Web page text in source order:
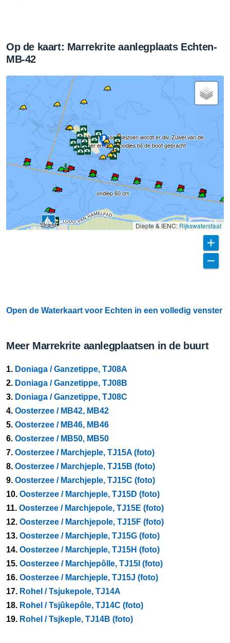
Op de kaart: Marrekrite aanlegplaats Echten-
MB-42
Strand
ondiep 60 cm
Alleen in hoog seizoen wordt er div. Zuivel van de
boer en div. Broodjes bij de boot gebracht
Diepte & IENC: Rijkswaterstaat
Open de Waterkaart voor Echten in een volledig venster
Meer Marrekrite aanlegplaatsen in de buurt
1. Doniaga / Ganzetippe, TJ08A
2. Doniaga / Ganzetippe, TJ08B
3. Doniaga / Ganzetippe, TJ08C
4. Oosterzee / MB42, MB42
5. Oosterzee / MB46, MB46
6. Oosterzee / MB50, MB50
7. Oosterzee / Marchjeple, TJ15A (foto)
8. Oosterzee / Marchjeple, TJ15B (foto)
9. Oosterzee / Marchjeple, TJ15C (foto)
10. Oosterzee / Marchjeple, TJ15D (foto)
11. Oosterzee / Marchjepole, TJ15E (foto)
12. Oosterzee / Marchjepole, TJ15F (foto)
13. Oosterzee / Marchjeple, TJ15G (foto)
14. Oosterzee / Marchjeple, TJ15H (foto)
15. Oosterzee / Marchjepôlle, TJ15I (foto)
16. Oosterzee / Marchjeple, TJ15J (foto)
17. Rohel / Tsjukepole, TJ14A
18. Rohel / Tsjûkepôle, TJ14C (foto)
19. Rohel / Tsjkeple, TJ14B (foto)